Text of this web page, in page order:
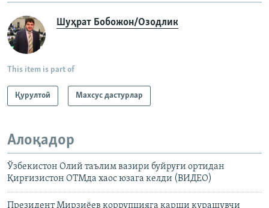
Шуҳрат Бобожон/Озодлик
This item is part of
Қурултой Махсус дастурлар
Алоқадор
Ўзбекистон Олий таълим вазири буйруғи ортидан
Қирғизистон ОТМда хаос юзага келди (ВИДЕО)
Президент Мирзиëев коррупцияга қарши курашувчи